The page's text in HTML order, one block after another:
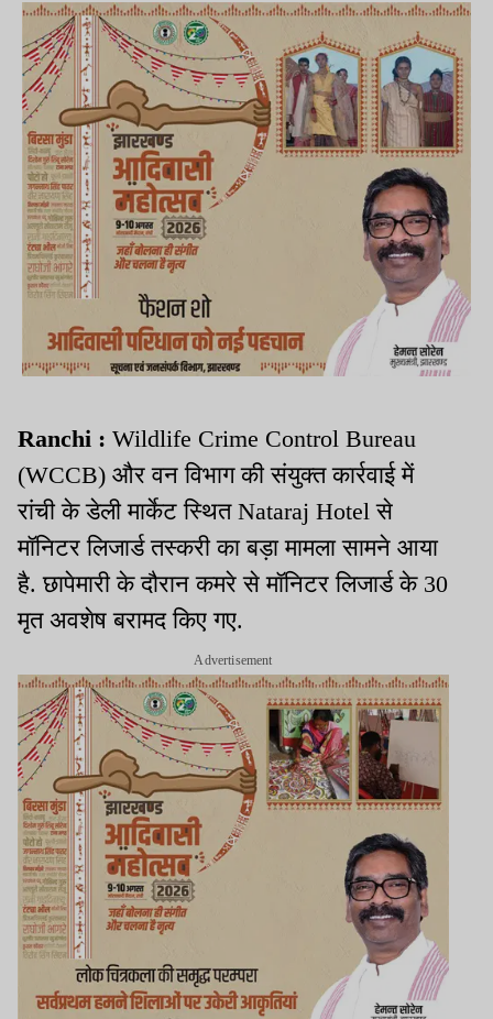
Ranchi : Wildlife Crime Control Bureau
(WCCB) और वन विभाग की संयुक्त कार्रवाई में
रांची के डेली मार्केट स्थित Nataraj Hotel से
मॉनिटर लिजार्ड तस्करी का बड़ा मामला सामने आया
है. छापेमारी के दौरान कमरे से मॉनिटर लिजार्ड के 30
मृत अवशेष बरामद किए गए.
Advertisement